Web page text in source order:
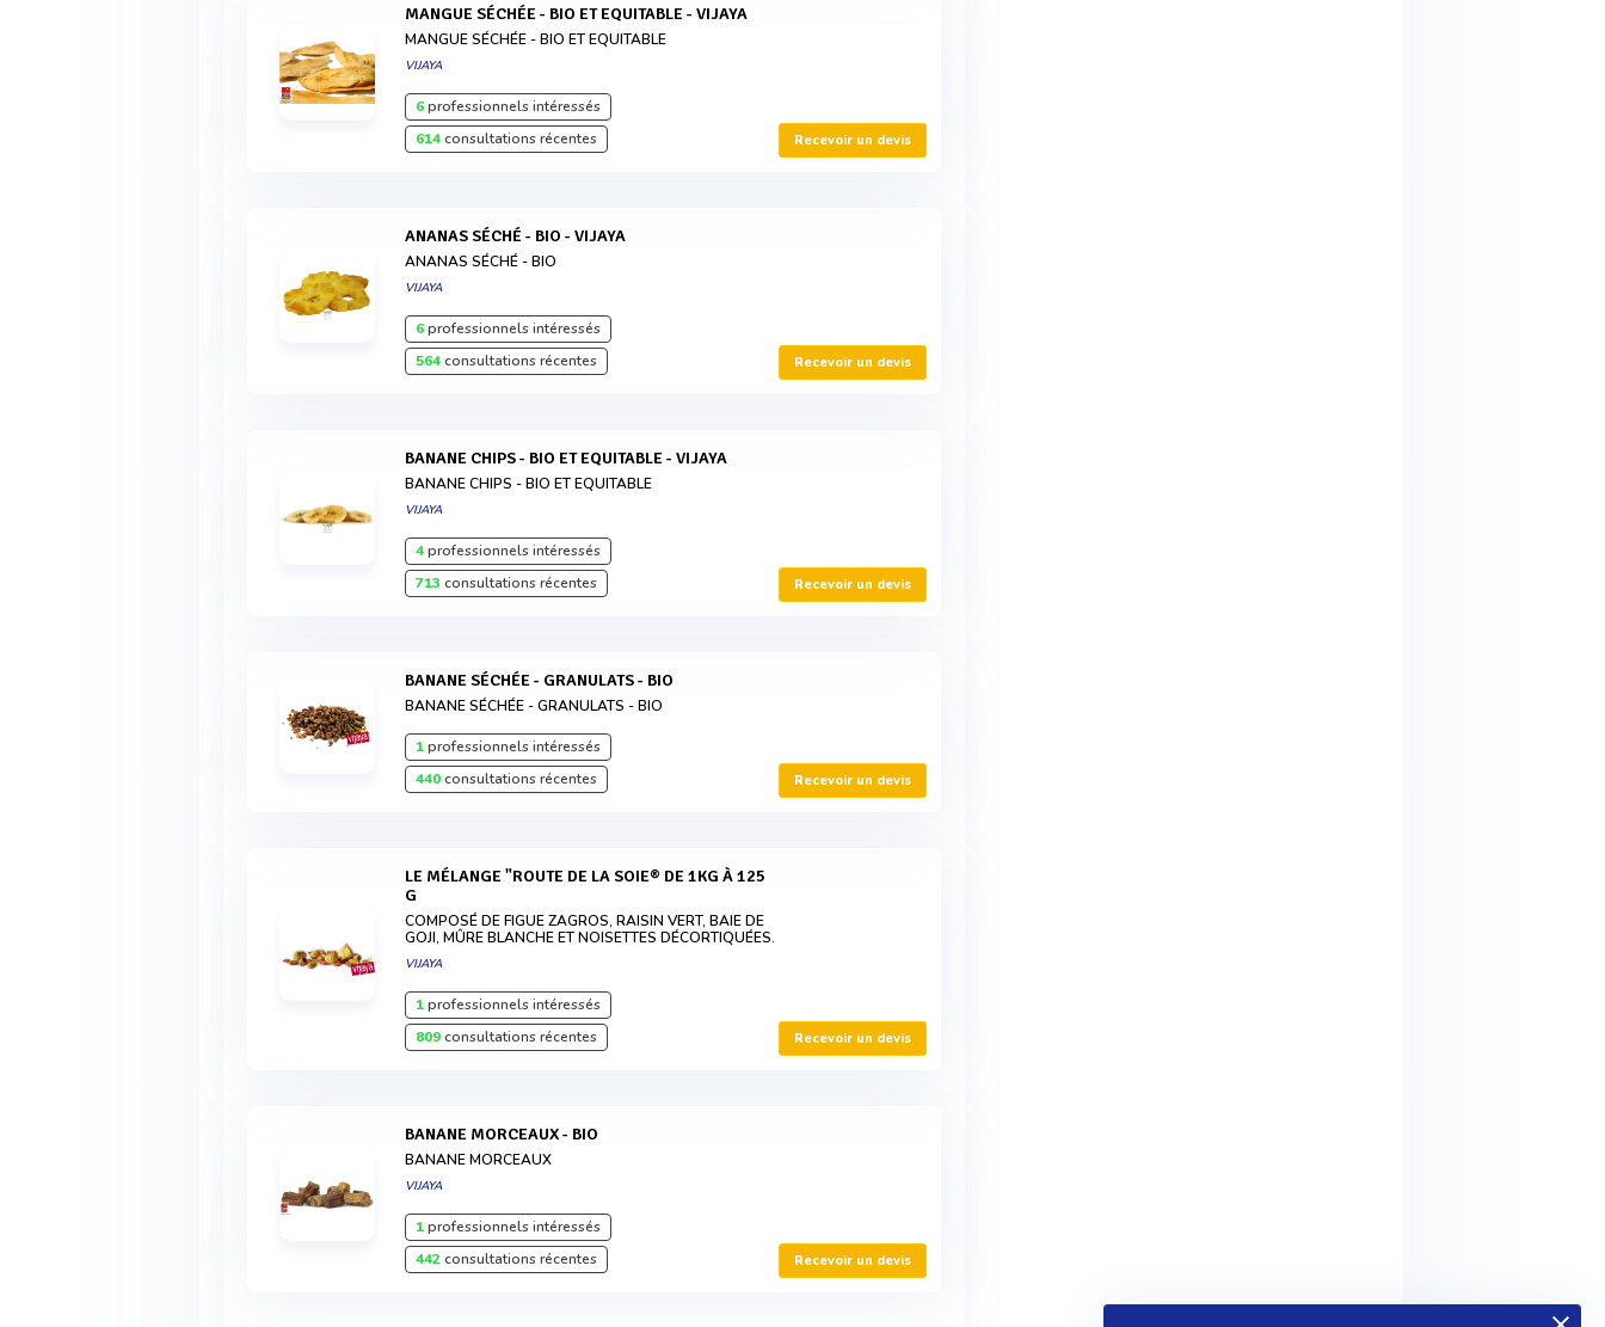
MANGUE SÉCHÉE - BIO ET EQUITABLE - VIJAYA
MANGUE SÉCHÉE - BIO ET EQUITABLE
VIJAYA
6professionnels intéressés
614consultations récentes Recevoir un devis
ANANAS SÉCHÉ - BIO - VIJAYA
ANANAS SÉCHÉ - BIO
VIJAYA
6professionnels intéressés
564consultations récentes Recevoir un devis
BANANE CHIPS - BIO ET EQUITABLE - VIJAYA
BANANE CHIPS - BIO ET EQUITABLE
VIJAYA
4professionnels intéressés
713 consultations récentes Recevoir un devis
BANANE SÉCHÉE - GRANULATS - BIO
BANANE SÉCHÉE - GRANULATS - BIO
1professionnels intéressés
440consultations récentes Recevoir un devis
LE MÉLANGE "ROUTE DE LA SOIE® DE 1KG À 125
G
COMPOSÉ DE FIGUE ZAGROS, RAISIN VERT, BAIE DE
GOJI, MÛRE BLANCHE ET NOISETTES DÉCORTIQUÉES.
VIJAYA
1professionnels intéressés
809consultations récentes Recevoir un devis
BANANE MORCEAUX - BIO
BANANE MORCEAUX
VIJAYA
1professionnels intéressés
442consultations récentes Recevoir un devis